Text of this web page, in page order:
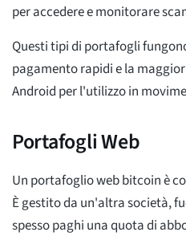
per accedere e monitorare
Questi tipi di portafogli
pagamento rapidi e la
Android per l'utilizzo in
Portafogli Web
Un portafoglio web bitcoin è
È gestito da un'altra società,
spesso paghi una quota di